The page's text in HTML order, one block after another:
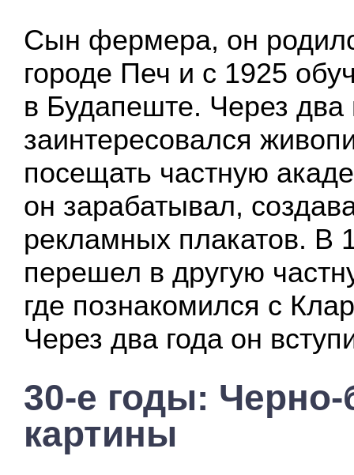
Сын фермера, он
городе Печ и с 1925
в Будапеште. Через два
заинтересовался
посещать частную
он зарабатывал,
рекламных плакатов. В
перешел в другую
где познакомился с
Через два года он
30-е годы:
картины